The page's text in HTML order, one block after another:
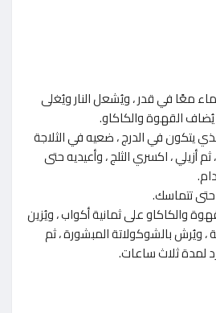
معًا في قدر ، ويُشعل النار ويُغلى
القهوة والكاكاو.
يتكون في الدرج ، ضعيه في الثلاجة
أزيلي ، اكسري الثلج ، وأعيديه حتى
تتماسك.
والكاكاو على ثمانية أكواب ، ويُزين
، ويُرش بالشوكولاتة المبشورة ، ثم
لمدة ثلاث ساعات.